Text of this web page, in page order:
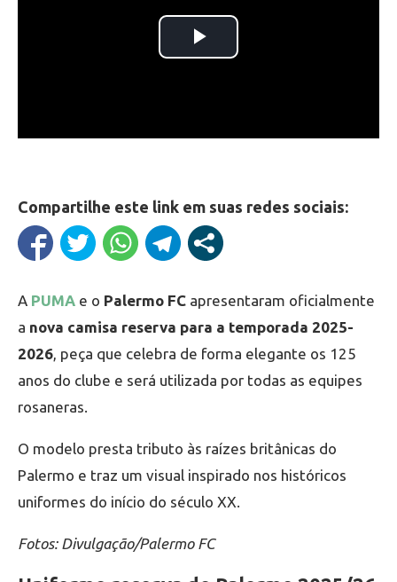
Compartilhe este link em suas redes sociais:
A PUMA e o Palermo FC apresentaram oficialmente
a nova camisa reserva para a temporada 2025-
2026, peça que celebra de forma elegante os 125
anos do clube e será utilizada por todas as equipes
rosaneras.
O modelo presta tributo às raízes britânicas do
Palermo e traz um visual inspirado nos históricos
uniformes do início do século XX.
Fotos: Divulgação/Palermo FC